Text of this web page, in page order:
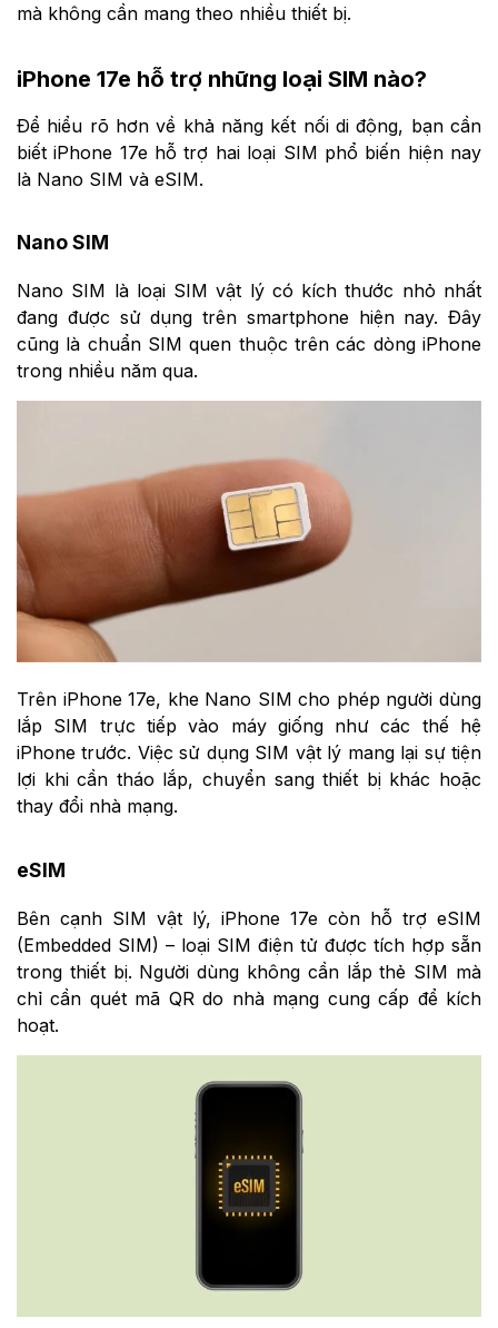
mà không cần mang theo nhiều thiết bị.
iPhone 17e hỗ trợ những loại SIM nào?
Để hiểu rõ hơn về khả năng kết nối di động, bạn cần
biết iPhone 17e hỗ trợ hai loại SIM phổ biến hiện nay
là Nano SIM và eSIM.
Nano SIM
Nano SIM là loại SIM vật lý có kích thước nhỏ nhất
đang được sử dụng trên smartphone hiện nay. Đây
cũng là chuẩn SIM quen thuộc trên các dòng iPhone
trong nhiều năm qua.
Trên iPhone 17e, khe Nano SIM cho phép người dùng
lắp SIM trực tiếp vào máy giống như các thế hệ
iPhone trước. Việc sử dụng SIM vật lý mang lại sự tiện
lợi khi cần tháo lắp, chuyển sang thiết bị khác hoặc
thay đổi nhà mạng.
eSIM
Bên cạnh SIM vật lý, iPhone 17e còn hỗ trợ eSIM
(Embedded SIM) – loại SIM điện tử được tích hợp sẵn
trong thiết bị. Người dùng không cần lắp thẻ SIM mà
chỉ cần quét mã QR do nhà mạng cung cấp để kích
hoạt.